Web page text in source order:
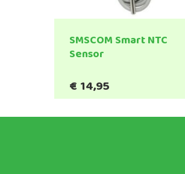
SMSCOM Smart NTC
Sensor
€ 14,95